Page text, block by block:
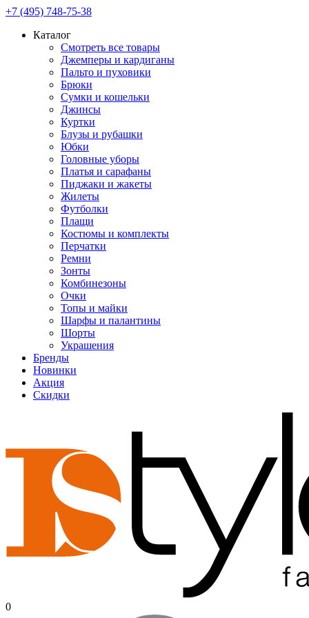
+7 (495) 748-75-38
Каталог
Смотреть все товары
Джемперы и кардиганы
Пальто и пуховики
Брюки
Сумки и кошельки
Джинсы
Куртки
Блузы и рубашки
Юбки
Головные уборы
Платья и сарафаны
Пиджаки и жакеты
Жилеты
Футболки
Плащи
Костюмы и комплекты
Перчатки
Ремни
Зонты
Комбинезоны
Очки
Топы и майки
Шарфы и палантины
Шорты
Украшения
Бренды
Новинки
Акция
Скидки
0